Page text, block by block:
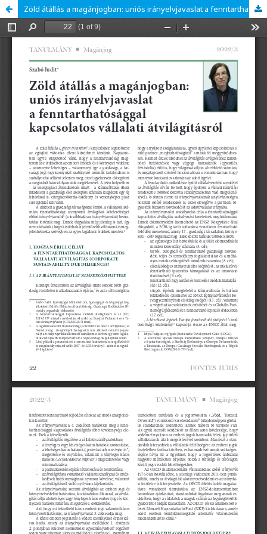
Zöld átállás a magánjogban: uniós irányelvjavaslat a fenntarthatósággal kapcsolatos vállalati átvilágításról